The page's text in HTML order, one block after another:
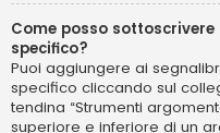
Come posso
specifico?
Puoi aggiungere ai
specifico cliccando sul
tendina “Strumenti
superiore e inferiore di un